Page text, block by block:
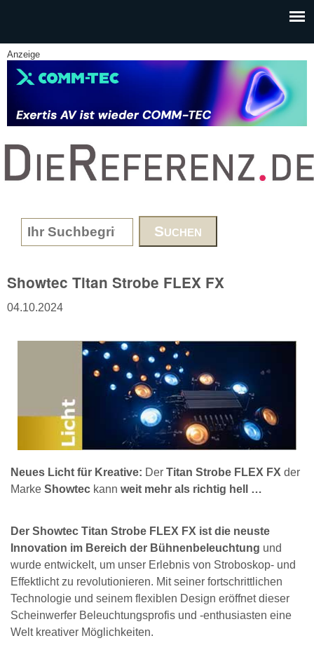
Anzeige
www.DieReferenz.de
Search form
Showtec Titan Strobe FLEX FX
04.10.2024
Neues Licht für Kreative: Der Titan Strobe FLEX FX der
Marke Showtec kann weit mehr als richtig hell …
Der Showtec Titan Strobe FLEX FX ist die neuste
Innovation im Bereich der Bühnenbeleuchtung und
wurde entwickelt, um unser Erlebnis von Stroboskop- und
Effektlicht zu revolutionieren. Mit seiner fortschrittlichen
Technologie und seinem flexiblen Design eröffnet dieser
Scheinwerfer Beleuchtungsprofis und -enthusiasten eine
Welt kreativer Möglichkeiten.